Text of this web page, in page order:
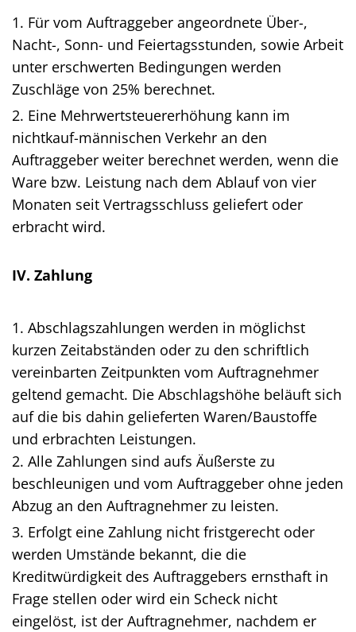
1. Für vom Auftraggeber angeordnete Über-,
Nacht-, Sonn- und Feiertagsstunden, sowie Arbeit
unter erschwerten Bedingungen werden
Zuschläge von 25% berechnet.
2. Eine Mehrwertsteuererhöhung kann im
nichtkauf-männischen Verkehr an den
Auftraggeber weiter berechnet werden, wenn die
Ware bzw. Leistung nach dem Ablauf von vier
Monaten seit Vertragsschluss geliefert oder
erbracht wird.
IV. Zahlung
1. Abschlagszahlungen werden in möglichst
kurzen Zeitabständen oder zu den schriftlich
vereinbarten Zeitpunkten vom Auftragnehmer
geltend gemacht. Die Abschlagshöhe beläuft sich
auf die bis dahin gelieferten Waren/Baustoffe
und erbrachten Leistungen.
2. Alle Zahlungen sind aufs Äußerste zu
beschleunigen und vom Auftraggeber ohne jeden
Abzug an den Auftragnehmer zu leisten.
3. Erfolgt eine Zahlung nicht fristgerecht oder
werden Umstände bekannt, die die
Kreditwürdigkeit des Auftraggebers ernsthaft in
Frage stellen oder wird ein Scheck nicht
eingelöst, ist der Auftragnehmer, nachdem er